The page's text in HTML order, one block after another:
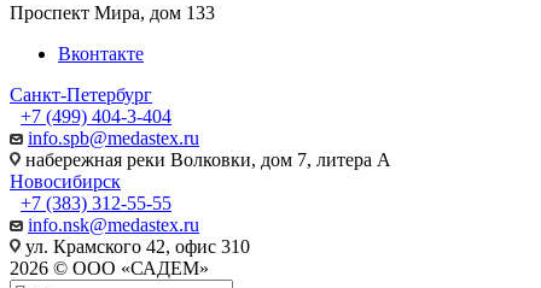
Проспект Мира, дом 133
Вконтакте
Санкт-Петербург
+7 (499) 404-3-404
info.spb@medastex.ru
набережная реки Волковки, дом 7, литера А
Новосибирск
+7 (383) 312-55-55
info.nsk@medastex.ru
ул. Крамского 42, офис 310
2026 © ООО «САДЕМ»